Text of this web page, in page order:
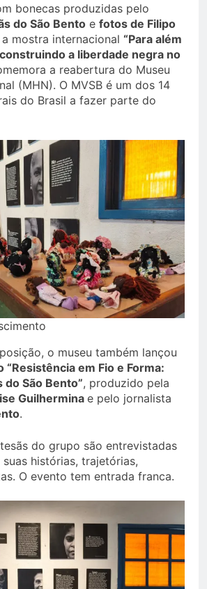
bonecas produzidas pelo
do São Bento e fotos de Filipo
mostra internacional “Para além
a liberdade negra no
a reabertura do Museu
(MHN). O MVSB é um dos 14
do Brasil a fazer parte do
o museu também lançou
em Fio e Forma:
São Bento”, produzido pela
Guilhermina e pelo jornalista
.
do grupo são entrevistadas
histórias, trajetórias,
O evento tem entrada franca.